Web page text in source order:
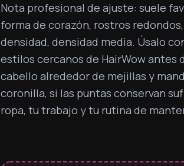
Nota profesional de ajuste: suele
forma de corazón, rostros
densidad, densidad media. Úsalo
estilos cercanos de HairWow antes
cabello alrededor de mejillas y
coronilla, si las puntas conservan
ropa, tu trabajo y tu rutina de